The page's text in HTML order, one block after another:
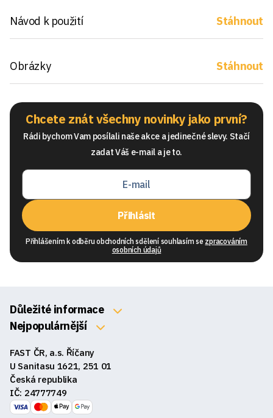
Návod k použití Stáhnout
Obrázky Stáhnout
Chcete znát všechny novinky jako první?
Rádi bychom Vam posílali naše akce a jedinečné slevy. Stačí
zadat Váš e-mail a je to.
Přihlásit
Přihlášením k odběru obchodních sdělení souhlasím se zpracováním
osobních údajů
Důležité informace
O nás
Obchodní podmínky
Reklamace a vrácení zboží
GDPR
Nejpopulárnější
Myši
Sluchátka
Reproduktory
FAST ČR, a.s. Říčany
U Sanitasu 1621, 251 01
Česká republika
IČ: 24777749